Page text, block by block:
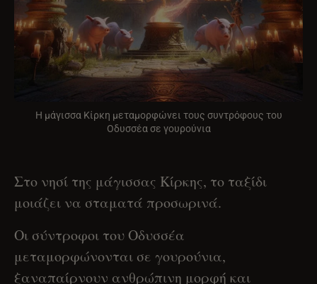
Η μάγισσα Κίρκη μεταμορφώνει τους συντρόφους του
Οδυσσέα σε γουρούνια
Στο νησί της μάγισσας Κίρκης, το ταξίδι
μοιάζει να σταματά προσωρινά.
Οι σύντροφοι του Οδυσσέα
μεταμορφώνονται σε γουρούνια,
ξαναπαίρνουν ανθρώπινη μορφή και